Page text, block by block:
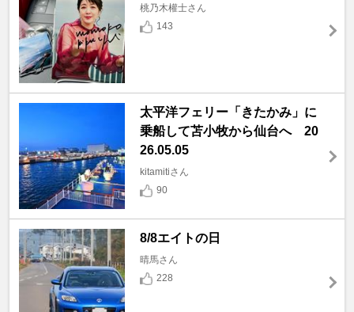
桃乃木權士さん
143
太平洋フェリー「きたかみ」に
乗船して苫小牧から仙台へ 20
26.05.05
kitamitiさん
90
8/8エイトの日
晴馬さん
228